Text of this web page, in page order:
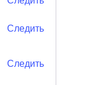
Следить
Следить